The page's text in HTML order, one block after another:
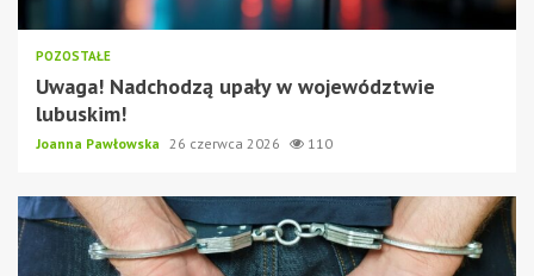
POZOSTAŁE
Uwaga! Nadchodzą upały w województwie
lubuskim!
Joanna Pawłowska 26 czerwca 2026 110